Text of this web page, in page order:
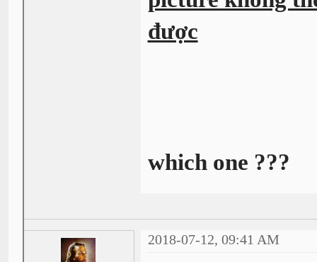
được
which one ???
2018-07-12, 09:41 AM